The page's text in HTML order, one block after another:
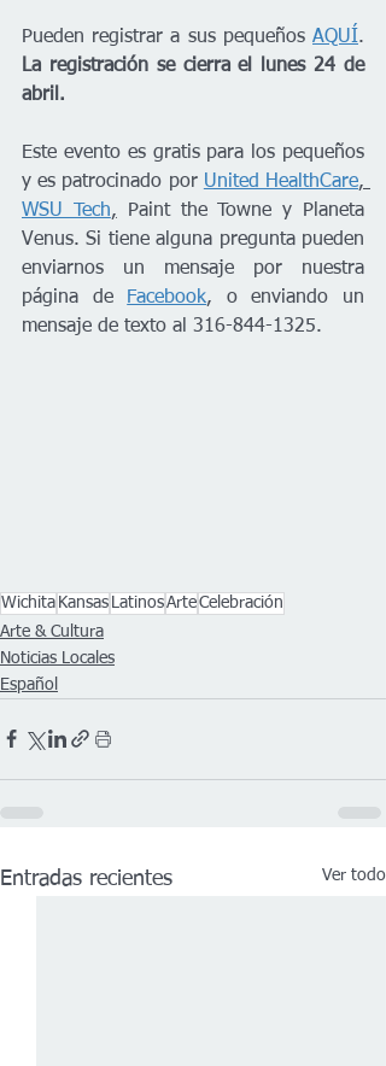
Pueden registrar a sus pequeños AQUÍ
La registración se cierra el lunes 24 de
abril.
Este evento es gratis para los pequeños
y es patrocinado por United HealthCare
WSU Tech, Paint the Towne y Planeta
Venus. Si tiene alguna pregunta pueden
enviarnos un mensaje por nuestra
página de
Facebook, o enviando un
mensaje de texto al 316-844-1325.
Wichita Kansas LatinosArteCelebración
Arte & Cultura
Noticias Locales
Español
Entradas recientes Ver todo